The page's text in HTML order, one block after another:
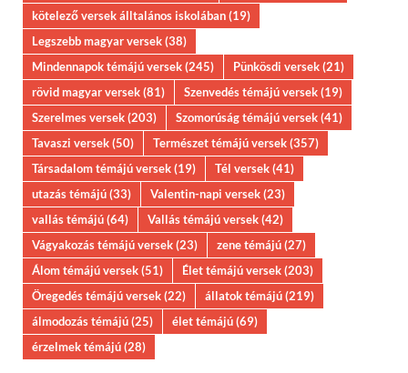
kötelező versek álltalános iskolában(19)
Legszebb magyar versek(38)
Mindennapok témájú versek(245) Pünkösdi versek(21)
rövid magyar versek(81) Szenvedés témájú versek(19)
Szerelmes versek(203) Szomorúság témájú versek(41)
Tavaszi versek(50) Természet témájú versek(357)
Társadalom témájú versek(19) Tél versek(41)
utazás témájú(33) Valentin-napi versek(23)
vallás témájú(64) Vallás témájú versek(42)
Vágyakozás témájú versek(23) zene témájú(27)
Álom témájú versek(51) Élet témájú versek(203)
Öregedés témájú versek(22) állatok témájú(219)
álmodozás témájú(25) élet témájú(69)
érzelmek témájú(28)